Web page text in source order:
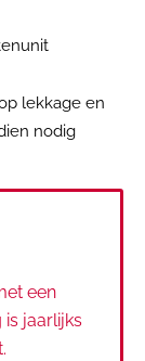
lekkage en
nodig
een
jaarlijks